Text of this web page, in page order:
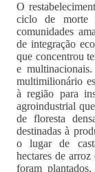
O
ciclo de morte
comunidades
de integração
que concentrou
e
multimilionário
à região para
agroindustrial
de floresta
destinadas à
o lugar de
hectares de
foram